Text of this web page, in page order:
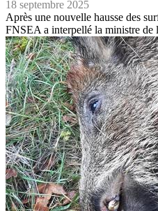
18 septembre 2025
Après une nouvelle hausse des
FNSEA a interpellé la ministre